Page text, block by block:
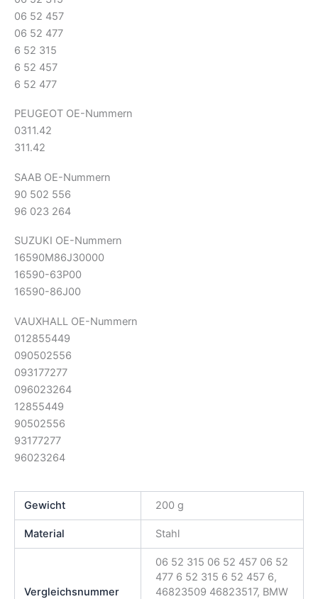
06 52 457
06 52 477
6 52 315
6 52 457
6 52 477
PEUGEOT OE-Nummern
0311.42
311.42
SAAB OE-Nummern
90 502 556
96 023 264
SUZUKI OE-Nummern
16590M86J30000
16590-63P00
16590-86J00
VAUXHALL OE-Nummern
012855449
090502556
093177277
096023264
12855449
90502556
93177277
96023264
Gewicht 200 g
Material Stahl
Vergleichsnummer
06 52 315 06 52 457 06 52
477 6 52 315 6 52 457 6,
46823509 46823517, BMW